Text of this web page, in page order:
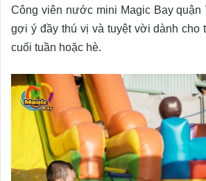
Công viên nước mini Magic Bay quận
gợi ý đầy thú vị và tuyệt vời dành cho
cuối tuần hoặc hè.